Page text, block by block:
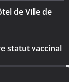
de Ville de
statut vaccinal